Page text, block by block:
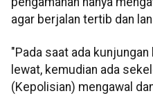
agar berjalan tertib dan
"Pada saat ada
lewat, kemudian ada
(Kepolisian) mengawal